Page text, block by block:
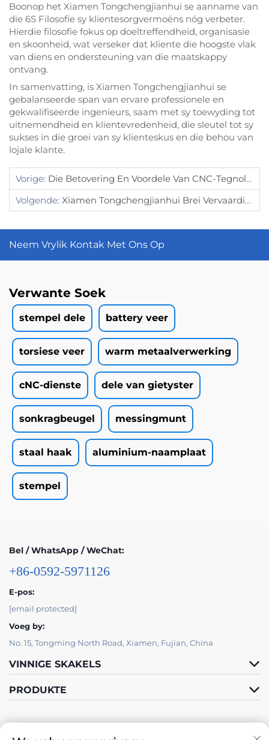
Boonop het Xiamen Tongchengjianhui se aanname van
die 6S Filosofie sy klientesorgvermoëns nóg verbeter.
Hierdie filosofie fokus op doeltreffendheid, organisasie
en skoonheid, wat verseker dat kliente die hoogste vlak
van diens en ondersteuning van die maatskappy
ontvang.
In samenvatting, is Xiamen Tongchengjianhui se
gebalanseerde span van ervare professionele en
gekwalifiseerde ingenieurs, saam met sy toewyding tot
uitnemendheid en klientevredenheid, die sleutel tot sy
sukses in die groei van sy klienteskus en die behou van
lojale klante.
Vorige: Die Betovering En Voordele Van CNC-Tegnologie
Volgende: Xiamen Tongchengjianhui Brei Vervaardigingsvermoëns Uit Om Kliëntevrae Te Voldoen
Neem Vrylik Kontak Met Ons Op
Verwante Soek
stempel dele battery veer
torsiese veer warm metaalverwerking
cNC-dienste dele van gietyster
sonkragbeugel messingmunt
staal haak aluminium-naamplaat
stempel
Bel / WhatsApp / WeChat:
+86-0592-5971126
E-pos:
[email protected]
Voeg by:
No. 15, Tongming North Road, Xiamen, Fujian, China
VINNIGE SKAKELS
PRODUKTE